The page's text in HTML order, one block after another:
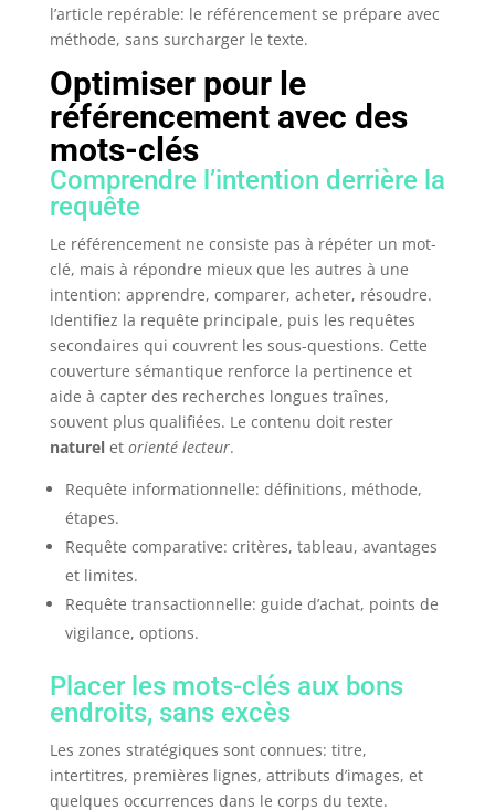
l’article repérable: le référencement se prépare avec
méthode, sans surcharger le texte.
Optimiser pour le
référencement avec des
mots-clés
Comprendre l’intention derrière la
requête
Le référencement ne consiste pas à répéter un mot-
clé, mais à répondre mieux que les autres à une
intention: apprendre, comparer, acheter, résoudre.
Identifiez la requête principale, puis les requêtes
secondaires qui couvrent les sous-questions. Cette
couverture sémantique renforce la pertinence et
aide à capter des recherches longues traînes,
souvent plus qualifiées. Le contenu doit rester
naturelet orienté lecteur.
Requête informationnelle: définitions, méthode,
étapes.
Requête comparative: critères, tableau, avantages
et limites.
Requête transactionnelle: guide d’achat, points de
vigilance, options.
Placer les mots-clés aux bons
endroits, sans excès
Les zones stratégiques sont connues: titre,
intertitres, premières lignes, attributs d’images, et
quelques occurrences dans le corps du texte.